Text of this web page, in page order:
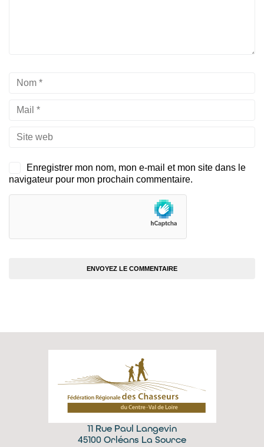
Enregistrer mon nom, mon e-mail et mon site dans le
navigateur pour mon prochain commentaire.
11 Rue Paul Langevin
45100 Orléans La Source